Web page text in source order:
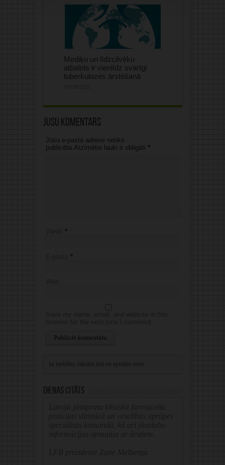
Mediķu un līdzcilvēku
atbalsts ir vienlīdz svarīgi
tuberkulozes ārstēšanā
Jūsu komentārs
Jūsu e-pasta adrese netiks
publicēta.Atzīmētie lauki ir obligāti *
*
*
Dienas citāts